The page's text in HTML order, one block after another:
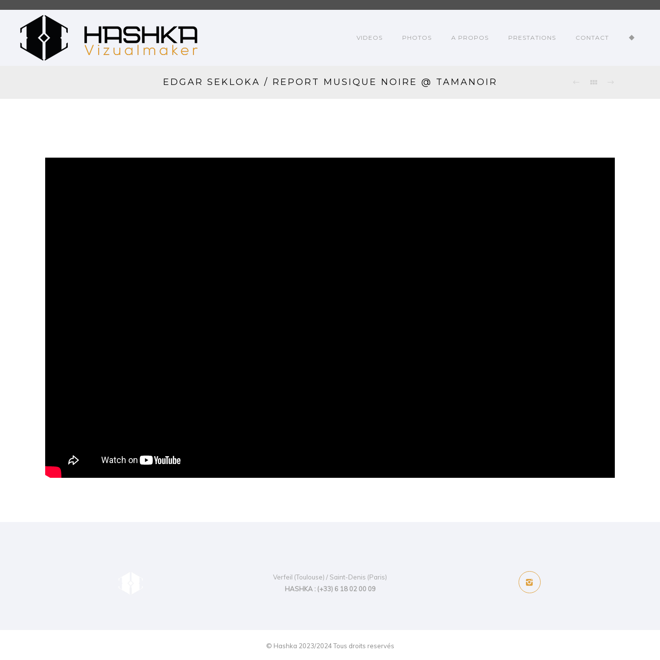
VIDEOS PHOTOS A PROPOS PRESTATIONS CONTACT ◆
EDGAR SEKLOKA / REPORT MUSIQUE NOIRE @ TAMANOIR
Verfeil (Toulouse) / Saint-Denis (Paris)
HASHKA : (+33) 6 18 02 00 09
© Hashka 2023/2024 Tous droits reservés